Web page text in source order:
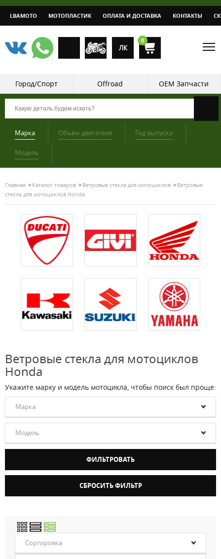
LBAMOTO МОТОПЛАСТИК ОПЛАТА И ДОСТАВКА КОНТАКТЫ
ЛК
0
Город/Спорт Offroad OEM Запчасти
Марка Объём двигателя Год выпуска
Модель
Главная Каталог товаров Ветровые стекла для мотоциклов
Ветровые
стекла для мотоциклов Honda
Ветровые стекла для мотоциклов
Honda
Укажите марку и модель мотоцикла, чтобы поиск был проще:
Марка
Модель
Сортировка